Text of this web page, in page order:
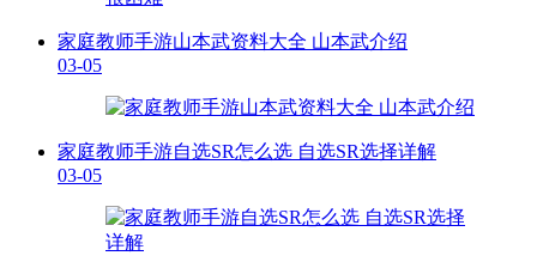
家庭教师手游山本武资料大全 山本武介绍
03-05
家庭教师手游自选SR怎么选 自选SR选择详解
03-05